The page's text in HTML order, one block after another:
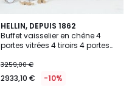
HELLIN, DEPUIS 1862
Buffet vaisselier en chêne 4
portes vitrées 4 tiroirs 4 portes
3259,00 €
2933,10 € -10%